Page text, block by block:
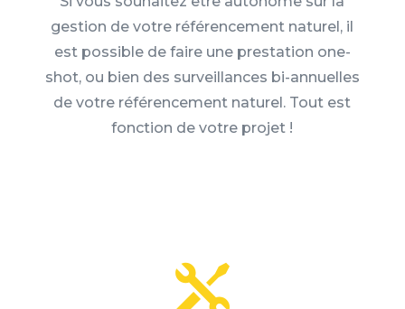
gestion de votre référencement naturel, il
est possible de faire une prestation one-
shot, ou bien des surveillances bi-annuelles
de votre référencement naturel. Tout est
fonction de votre projet !
